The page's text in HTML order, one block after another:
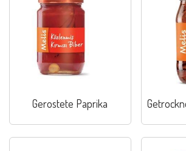
Gerostete Paprika